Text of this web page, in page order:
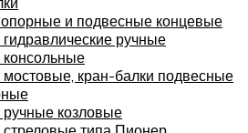
и подвесные концевые
ручные
кран-балки подвесные
козловые